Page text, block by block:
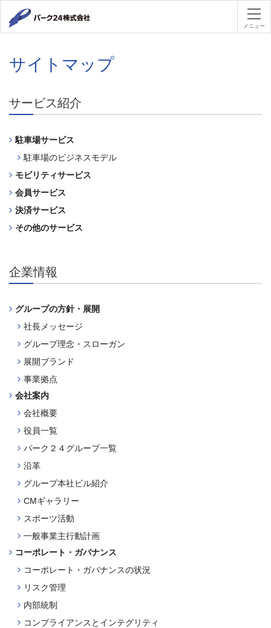
パーク２
メニュー
サイトマップ
サービス紹介
駐車場サービス
駐車場のビジネスモデル
モビリティサービス
会員サービス
決済サービス
その他のサービス
企業情報
グループの方針・展開
社長メッセージ
グループ理念・スローガン
展開ブランド
事業拠点
会社案内
会社概要
役員一覧
パーク２４グループ一覧
沿革
グループ本社ビル紹介
CMギャラリー
スポーツ活動
一般事業主行動計画
コーポレート・ガバナンス
コーポレート・ガバナンスの状況
リスク管理
内部統制
コンプライアンスとインテグリティ